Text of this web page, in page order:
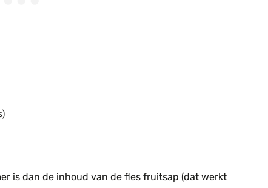
is dan de inhoud van de fles fruitsap (dat werkt